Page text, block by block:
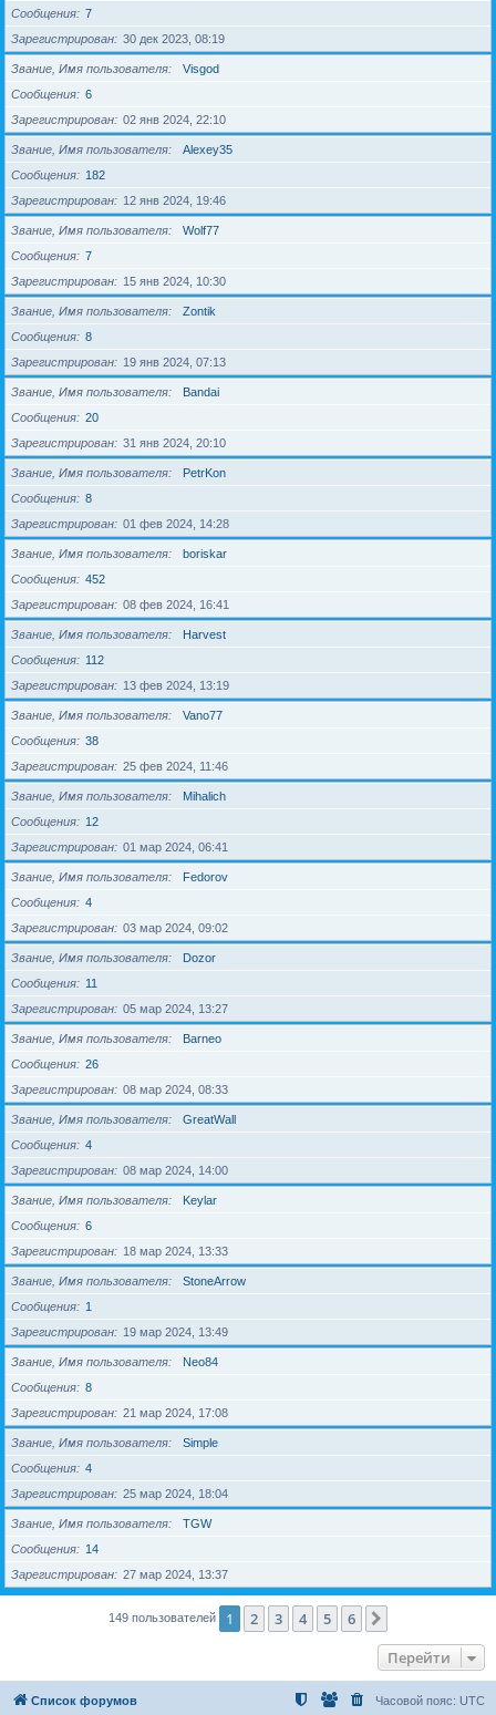
Сообщения
7
Зарегистрирован
30 дек 2023, 08:19
Звание, Имя пользователя
Visgod
Сообщения
6
Зарегистрирован
02 янв 2024, 22:10
Звание, Имя пользователя
Alexey35
Сообщения
182
Зарегистрирован
12 янв 2024, 19:46
Звание, Имя пользователя
Wolf77
Сообщения
7
Зарегистрирован
15 янв 2024, 10:30
Звание, Имя пользователя
Zontik
Сообщения
8
Зарегистрирован
19 янв 2024, 07:13
Звание, Имя пользователя
Bandai
Сообщения
20
Зарегистрирован
31 янв 2024, 20:10
Звание, Имя пользователя
PetrKon
Сообщения
8
Зарегистрирован
01 фев 2024, 14:28
Звание, Имя пользователя
boriskar
Сообщения
452
Зарегистрирован
08 фев 2024, 16:41
Звание, Имя пользователя
Harvest
Сообщения
112
Зарегистрирован
13 фев 2024, 13:19
Звание, Имя пользователя
Vano77
Сообщения
38
Зарегистрирован
25 фев 2024, 11:46
Звание, Имя пользователя
Mihalich
Сообщения
12
Зарегистрирован
01 мар 2024, 06:41
Звание, Имя пользователя
Fedorov
Сообщения
4
Зарегистрирован
03 мар 2024, 09:02
Звание, Имя пользователя
Dozor
Сообщения
11
Зарегистрирован
05 мар 2024, 13:27
Звание, Имя пользователя
Barneo
Сообщения
26
Зарегистрирован
08 мар 2024, 08:33
Звание, Имя пользователя
GreatWall
Сообщения
4
Зарегистрирован
08 мар 2024, 14:00
Звание, Имя пользователя
Keylar
Сообщения
6
Зарегистрирован
18 мар 2024, 13:33
Звание, Имя пользователя
StoneArrow
Сообщения
1
Зарегистрирован
19 мар 2024, 13:49
Звание, Имя пользователя
Neo84
Сообщения
8
Зарегистрирован
21 мар 2024, 17:08
Звание, Имя пользователя
Simple
Сообщения
4
Зарегистрирован
25 мар 2024, 18:04
Звание, Имя пользователя
TGW
Сообщения
14
Зарегистрирован
27 мар 2024, 13:37
149 пользователей 1 2 3 4 5 6
Перейти
Список форумов Часовой пояс: UTC